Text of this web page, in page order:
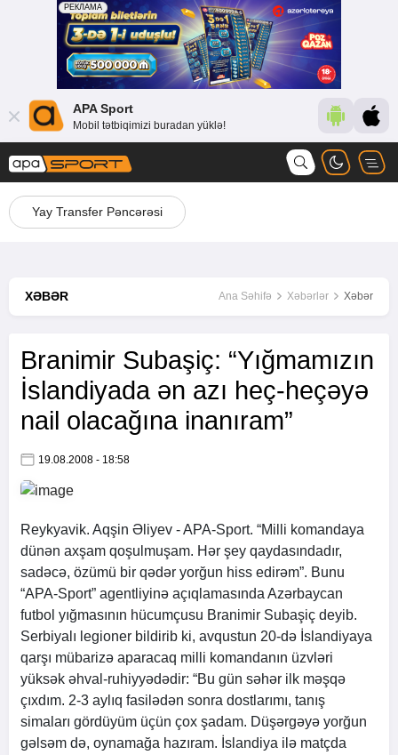
APA Sport
Mobil tətbiqimizi buradan yüklə!
Yay Transfer Pəncərəsi
XƏBƏR Ana Səhifə Xəbərlər Xəbər
Branimir Subaşiç: “Yığmamızın
İslandiyada ən azı heç-heçəyə
nail olacağına inanıram”
19.08.2008 - 18:58
Reykyavik. Aqşin Əliyev -APA-Sport. “Milli komandaya
dünən axşam qoşulmuşam. Hər şey qaydasındadır,
sadəcə, özümü bir qədər yorğun hiss edirəm”. Bunu
“APA-Sport” agentliyinə açıqlamasında Azərbaycan
futbol yığmasının hücumçusu Branimir Subaşiç deyib.
Serbiyalı legioner bildirib ki, avqustun 20-də İslandiyaya
qarşı mübarizə aparacaq milli komandanın üzvləri
yüksək əhval-ruhiyyədədir: “Bu gün səhər ilk məşqə
çıxdım. 2-3 aylıq fasilədən sonra dostlarımı, tanış
simaları gördüyüm üçün çox şadam. Düşərgəyə yorğun
gəlsəm də, oynamağa hazıram. İslandiya ilə matçda